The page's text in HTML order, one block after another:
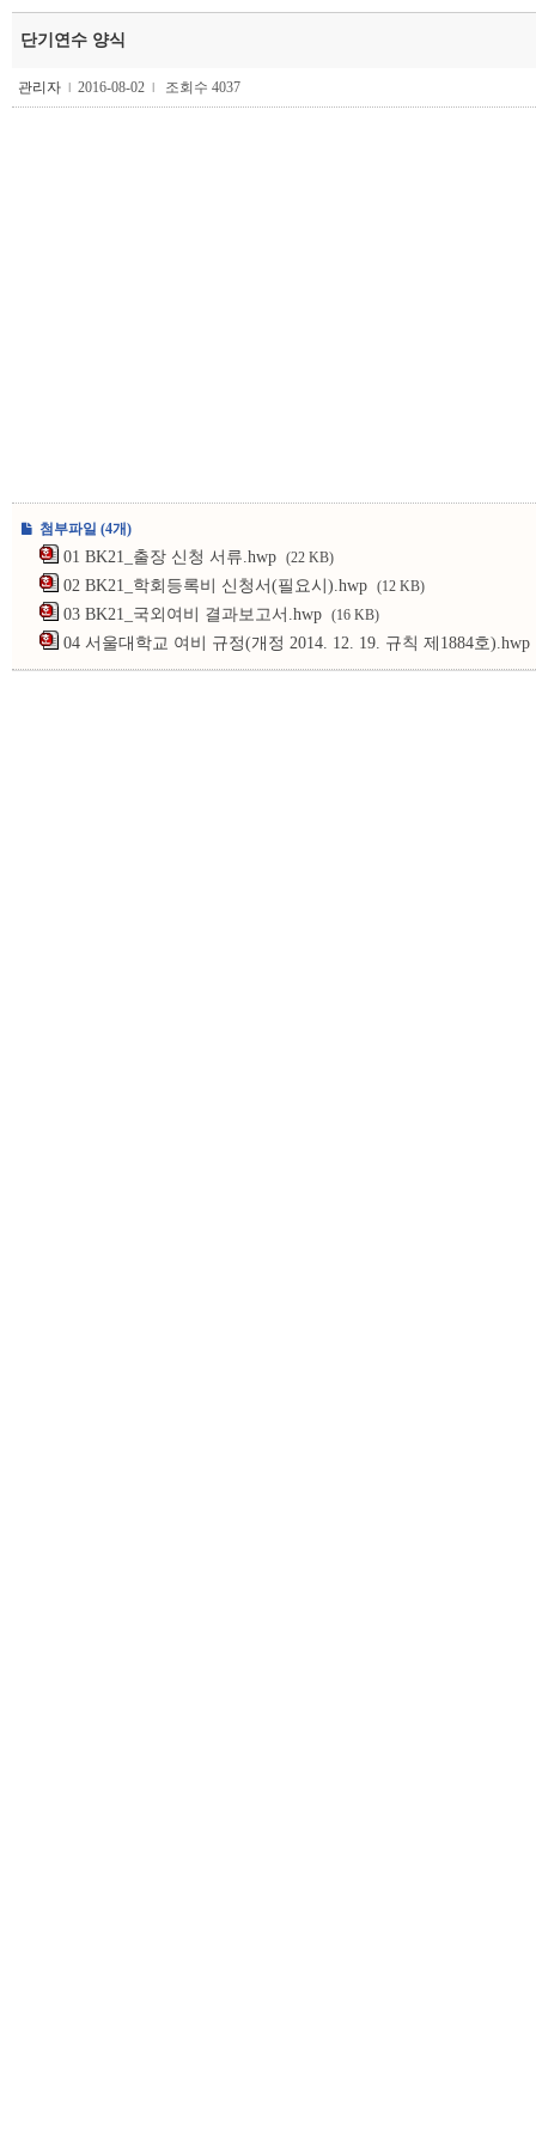
단기연수 양식
관리자 l 2016-08-02 l 조회수 4037
첨부파일 (4개)
01 BK21_출장 신청 서류.hwp (22 KB)
02 BK21_학회등록비 신청서(필요시).hwp (12 KB)
03 BK21_국외여비 결과보고서.hwp (16 KB)
04 서울대학교 여비 규정(개정 2014. 12. 19. 규칙 제1884호).hwp